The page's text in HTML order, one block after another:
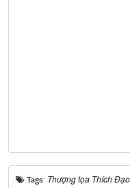
Tags: Thượng tọa Thích